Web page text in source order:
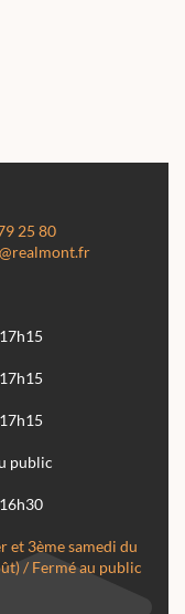
25 80
public
et 3ème samedi du
/ Fermé au public